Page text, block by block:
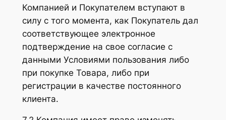
Компанией и Покупателем вступают в
силу с того момента, как Покупатель дал
соответствующее электронное
подтверждение на свое согласие с
данными Условиями пользования либо
при покупке Товара, либо при
регистрации в качестве постоянного
клиента.